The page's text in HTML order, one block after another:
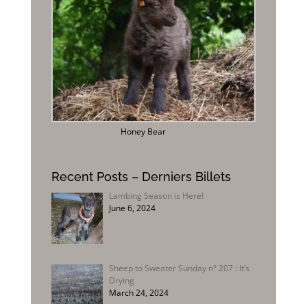
Honey Bear
Recent Posts – Derniers Billets
Lambing Season is Here!
June 6, 2024
Sheep to Sweater Sunday n° 207 : It’s
Drying
March 24, 2024